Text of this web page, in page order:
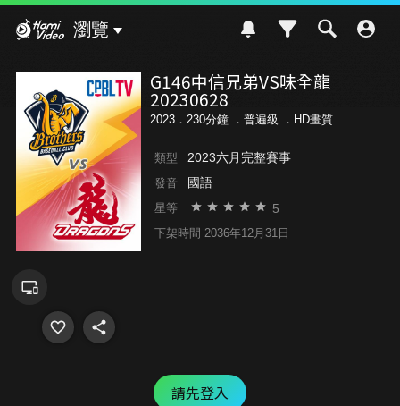
瀏覽
G146中信兄弟VS味全龍
20230628
2023．230分鐘 ． 普遍級 ．HD畫質
類型 2023六月完整賽事
發音 國語
星等 5
下架時間 2036年12月31日
請先登入